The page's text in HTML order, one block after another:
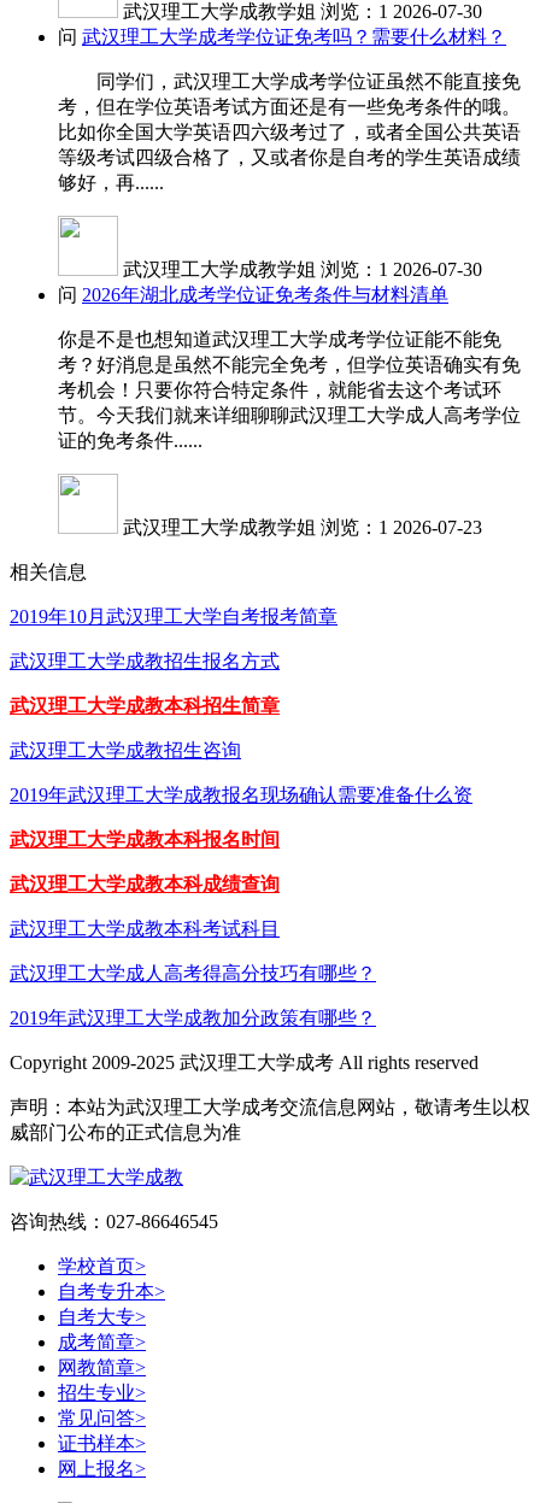
武汉理工大学成教学姐 浏览：1 2026-07-30
问 武汉理工大学成考学位证免考吗？需要什么材料？
同学们，武汉理工大学成考学位证虽然不能直接免
考，但在学位英语考试方面还是有一些免考条件的哦。
比如你全国大学英语四六级考过了，或者全国公共英语
等级考试四级合格了，又或者你是自考的学生英语成绩
够好，再......
武汉理工大学成教学姐 浏览：1 2026-07-30
问 2026年湖北成考学位证免考条件与材料清单
你是不是也想知道武汉理工大学成考学位证能不能免
考？好消息是虽然不能完全免考，但学位英语确实有免
考机会！只要你符合特定条件，就能省去这个考试环
节。今天我们就来详细聊聊武汉理工大学成人高考学位
证的免考条件......
武汉理工大学成教学姐 浏览：1 2026-07-23
相关信息
2019年10月武汉理工大学自考报考简章
武汉理工大学成教招生报名方式
武汉理工大学成教本科招生简章
武汉理工大学成教招生咨询
2019年武汉理工大学成教报名现场确认需要准备什么资
武汉理工大学成教本科报名时间
武汉理工大学成教本科成绩查询
武汉理工大学成教本科考试科目
武汉理工大学成人高考得高分技巧有哪些？
2019年武汉理工大学成教加分政策有哪些？
Copyright 2009-2025 武汉理工大学成考 All rights reserved
声明：本站为武汉理工大学成考交流信息网站，敬请考生以权
威部门公布的正式信息为准
咨询热线：027-86646545
学校首页>
自考专升本>
自考大专>
成考简章>
网教简章>
招生专业>
常见问答>
证书样本>
网上报名>